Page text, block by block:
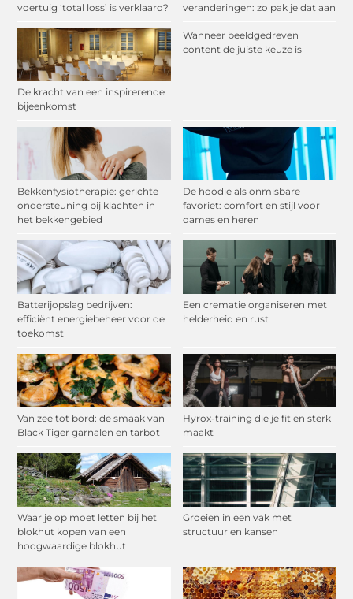
voertuig ‘total loss’ is verklaard?
veranderingen: zo pak je dat aan
De kracht van een inspirerende
bijeenkomst
Wanneer beeldgedreven
content de juiste keuze is
Bekkenfysiotherapie: gerichte
ondersteuning bij klachten in
het bekkengebied
De hoodie als onmisbare
favoriet: comfort en stijl voor
dames en heren
Batterijopslag bedrijven:
efficiënt energiebeheer voor de
toekomst
Een crematie organiseren met
helderheid en rust
Van zee tot bord: de smaak van
Black Tiger garnalen en tarbot
Hyrox-training die je fit en sterk
maakt
Waar je op moet letten bij het
blokhut kopen van een
hoogwaardige blokhut
Groeien in een vak met
structuur en kansen